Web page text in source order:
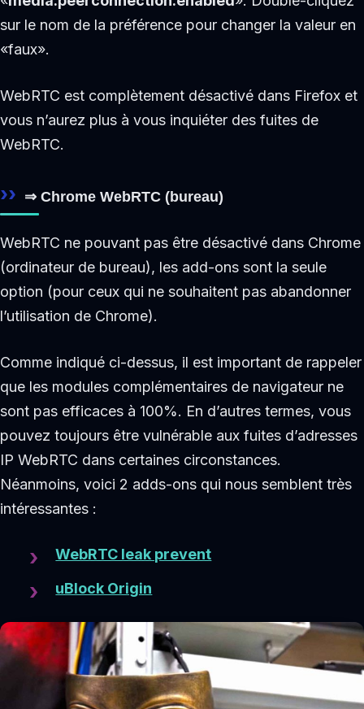
sur le nom de la préférence pour changer la valeur en
«faux».
WebRTC est complètement désactivé dans Firefox et
vous n’aurez plus à vous inquiéter des fuites de
WebRTC.
⇒ Chrome WebRTC (bureau)
WebRTC ne pouvant pas être désactivé dans Chrome
(ordinateur de bureau), les add-ons sont la seule
option (pour ceux qui ne souhaitent pas abandonner
l’utilisation de Chrome).
Comme indiqué ci-dessus, il est important de rappeler
que les modules complémentaires de navigateur ne
sont pas efficaces à 100%. En d’autres termes, vous
pouvez toujours être vulnérable aux fuites d’adresses
IP WebRTC dans certaines circonstances.
Néanmoins, voici 2 adds-ons qui nous semblent très
intéressantes :
WebRTC leak prevent
uBlock Origin